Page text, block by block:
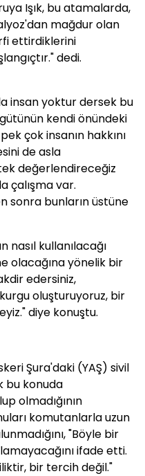
Işık, bu atamalarda,
mağdur olan
ettirdiklerini
dedi.
insan yoktur dersek bu
kendi önündeki
çok insanın hakkını
de asla
değerlendireceğiz
çalışma var.
sonra bunların üstüne
nasıl kullanılacağı
olacağına yönelik bir
edersiniz,
oluşturuyoruz, bir
diye konuştu.
Şura'daki (YAŞ) sivil
bu konuda
olmadığının
komutanlarla uzun
"Böyle bir
ifade etti.
bir tercih değil."